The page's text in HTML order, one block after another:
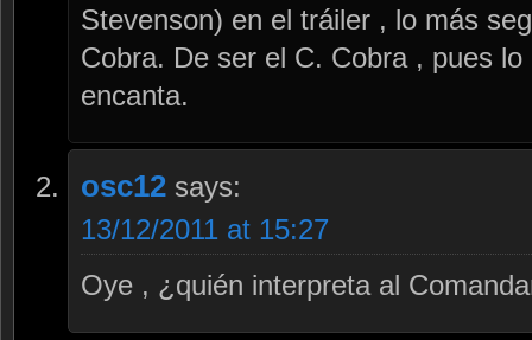
Stevenson) en el tráiler , lo más
Cobra. De ser el C. Cobra , pues
encanta.
osc12 says:
13/12/2011 at 15:27
Oye , ¿quién interpreta al